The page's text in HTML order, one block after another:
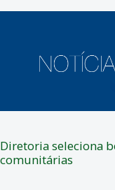
Diretoria seleciona
comunitárias